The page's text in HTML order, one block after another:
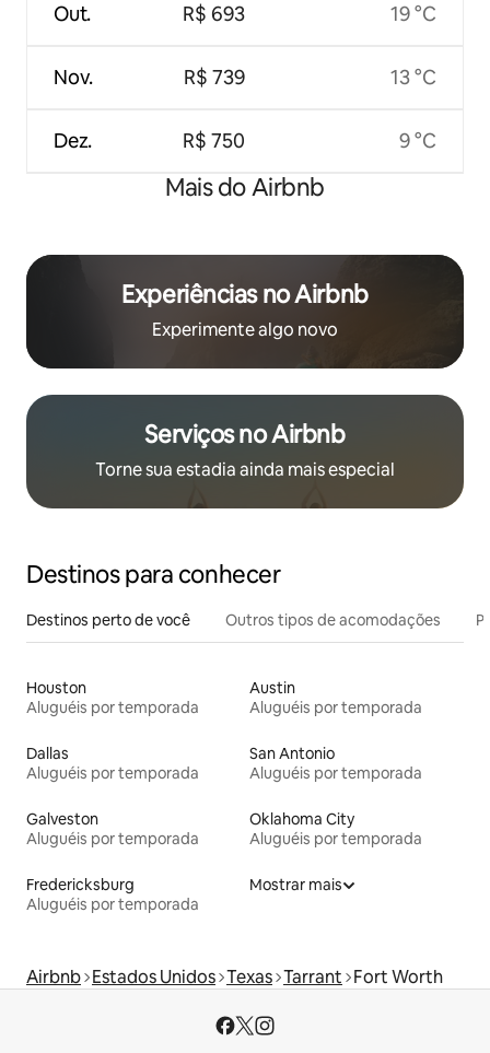
Out.
Nov.
Dez.
R$ 693
R$ 739
R$ 750
19 °C
13 °C
9 °C
Mais do Airbnb
Experiências no Airbnb
Experimente algo novo
Serviços no Airbnb
Torne sua estadia ainda mais especial
Destinos para conhecer
Destinos perto de você Outros tipos de acomodações
Houston
Aluguéis por temporada
Austin
Aluguéis por temporada
Dallas
Aluguéis por temporada
San Antonio
Aluguéis por temporada
Galveston
Aluguéis por temporada
Oklahoma City
Aluguéis por temporada
Fredericksburg
Aluguéis por temporada
Mostrar mais
Airbnb Estados Unidos Texas Tarrant Fort Worth